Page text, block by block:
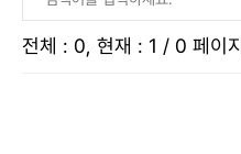
전체 : 0, 현재 : 1 / 0 페이지